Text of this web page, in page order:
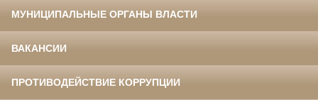
МУНИЦИПАЛЬНЫЕ ОРГАНЫ ВЛАСТИ
ВАКАНСИИ
ПРОТИВОДЕЙСТВИЕ КОРРУПЦИИ